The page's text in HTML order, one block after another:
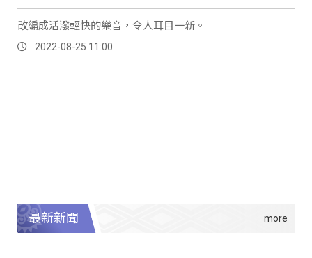
改編成活潑輕快的樂音，令人耳目一新。
2022-08-25 11:00
最新新聞